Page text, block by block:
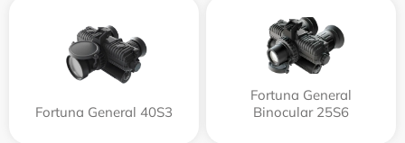
Fortuna General 40S3
Fortuna General
Binocular 25S6